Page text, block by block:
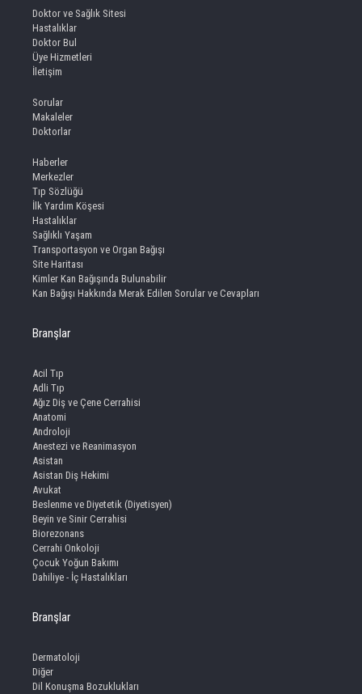
Doktor ve Sağlık Sitesi
Hastalıklar
Doktor Bul
Üye Hizmetleri
İletişim
Sorular
Makaleler
Doktorlar
Haberler
Merkezler
Tıp Sözlüğü
İlk Yardım Köşesi
Hastalıklar
Sağlıklı Yaşam
Transportasyon ve Organ Bağışı
Site Haritası
Kimler Kan Bağışında Bulunabilir
Kan Bağışı Hakkında Merak Edilen Sorular ve Cevapları
Branşlar
Acil Tıp
Adli Tıp
Ağız Diş ve Çene Cerrahisi
Anatomi
Androloji
Anestezi ve Reanimasyon
Asistan
Asistan Diş Hekimi
Avukat
Beslenme ve Diyetetik (Diyetisyen)
Beyin ve Sinir Cerrahisi
Biorezonans
Cerrahi Onkoloji
Çocuk Yoğun Bakımı
Dahiliye - İç Hastalıkları
Branşlar
Dermatoloji
Diğer
Dil Konuşma Bozuklukları